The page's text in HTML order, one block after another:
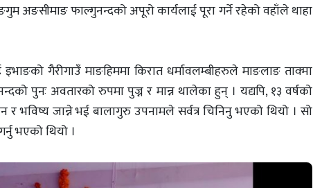
अङसीमाङ फाल्गुनन्दको अपूरो कार्यलाई पूरा गर्ने रहेको वहाँले थाहा
गैरीगाउँ माङहिममा किरात धर्मावलम्बीहरुले माङलाङ ताक्मा
पुनः अवतारको रुपमा पुज्न र मान्न थालेका हुन् । यद्यपि, १३ वर्षको
र भविष्य जान्ने भई बालागुरु उपनामले सर्वत्र चिनिनु भएको थियो । सो
भएको थियो ।